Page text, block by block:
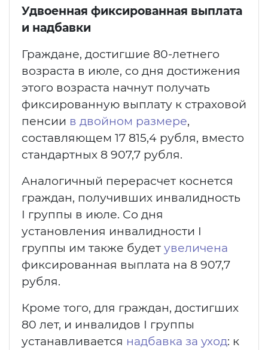
Удвоенная фиксированная выплата
и надбавки
Граждане, достигшие 80-летнего
возраста в июле, со дня достижения
этого возраста начнут получать
фиксированную выплату к страховой
пенсии в двойном размере,
составляющем 17 815,4 рубля, вместо
стандартных 8 907,7 рубля.
Аналогичный перерасчет коснется
граждан, получивших инвалидность
I группы в июле. Со дня
установления инвалидности I
группы им также будет увеличена
фиксированная выплата на 8 907,7
рубля.
Кроме того, для граждан, достигших
80 лет, и инвалидов I группы
устанавливается надбавка за уход: к